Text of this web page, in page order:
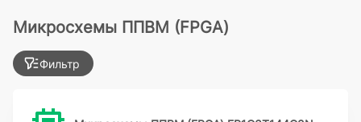
Микросхемы ППВМ (FPGA)
Фильтр